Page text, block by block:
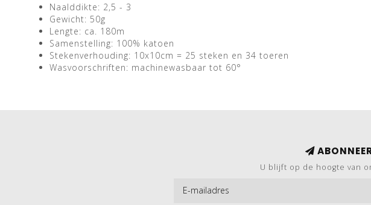
Naalddikte: 2,5 - 3
Gewicht: 50g
Lengte: ca. 180m
Samenstelling: 100% katoen
Stekenverhouding: 10x10cm = 25 steken en 34 toeren
Wasvoorschriften: machinewasbaar tot 60°
U blijft op de hoogte van